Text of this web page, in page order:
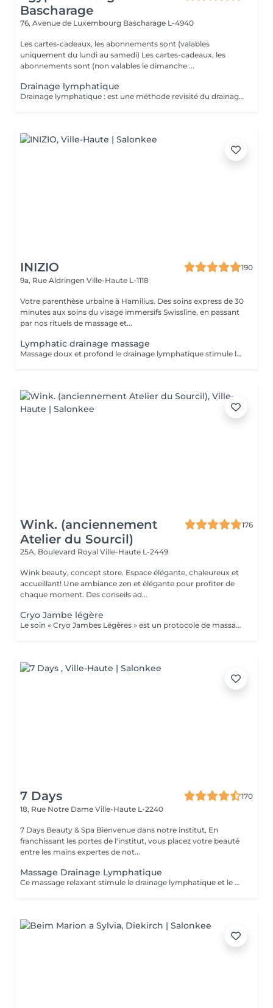
Bascharage
76, Avenue de Luxembourg Bascharage L-4940
Les cartes-cadeaux, les abonnements sont (valables
uniquement du lundi au samedi) Les cartes-cadeaux, les
abonnements sont (non valables le dimanche ...
Drainage lymphatique
Drainage lymphatique : est une méthode revisité du drainage lymphatique traditionnel qui permet d'obtenir des résultats plus rapides et visuels impressionnants.
INIZIO
190
9a, Rue Aldringen Ville-Haute L-1118
Votre parenthèse urbaine à Hamilius. Des soins express de 30
minutes aux soins du visage immersifs Swissline, en passant
par nos rituels de massage et...
Lymphatic drainage massage
Massage doux et profond le drainage lymphatique stimule la circulation, aide à éliminer les rétentions d'eau et réduit les gonflements. Idéal pour se détoxifier, soulager les jambes lourdes, les tensions et la fatigue, ce soin laisse le corps plus léger, détendu et la peau visiblement plus éclatante.
Wink. (anciennement
Atelier du Sourcil)
176
25A, Boulevard Royal Ville-Haute L-2449
Wink beauty, concept store. Espace élégante, chaleureux et
accueillant! Une ambiance zen et élégante pour profiter de
chaque moment. Des conseils ad...
Cryo Jambe légère
Le soin « Cryo Jambes Légères » est un protocole de massage en plusieurs étapes (drainage, modelage et finition par le froid) qui décongestionne et affine instantanément les jambes. Il cible la rétention d'eau, lisse la peau d'orange et procure une sensation de bien-être profond.
7 Days
170
18, Rue Notre Dame Ville-Haute L-2240
7 Days Beauty & Spa Bienvenue dans notre institut, En
franchissant les portes de l'institut, vous placez votre beauté
entre les mains expertes de not...
Massage Drainage Lymphatique
Ce massage relaxant stimule le drainage lymphatique et le métabolisme du corps par sa désacidification et renforce le système immunitaire. Rituel beauté quotidien, moment rien qu'à soi, instant privilégié cocooning du week-end. Les moments pour prendre soin de soi sont rares et pourtant si importants. Votre peau a besoin d'hydratation, votre corps a besoin d'être chouchouté à bien des égards. Trop souvent mis de côté, les massages professionnels du corps sont pourtant indispensables à votre bien-être et permettent de concentrer le massage aux endroits désirés.